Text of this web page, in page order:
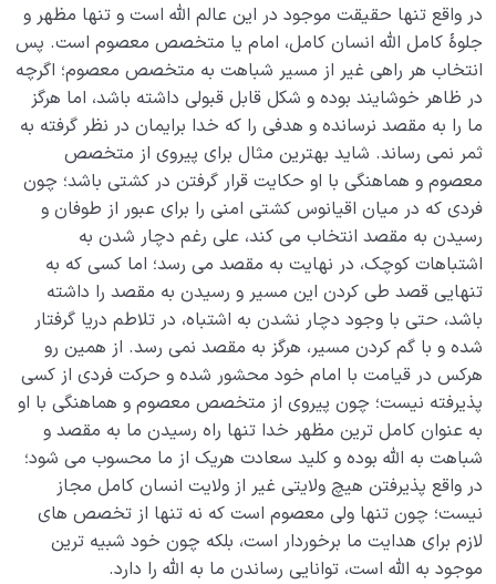
در واقع تنها حقیقت موجود در این عالم الله است و تنها مظهر و
جلوۀ کامل الله انسان کامل، امام یا متخصص معصوم است. پس
انتخاب هر راهی غیر از مسیر شباهت به متخصص معصوم؛ اگرچه
در ظاهر خوشایند بوده و شکل قابل قبولی داشته باشد، اما هرگز
ما را به مقصد نرسانده و هدفی را که خدا برایمان در نظر گرفته به
ثمر نمی رساند. شاید بهترین مثال برای پیروی از متخصص
معصوم و هماهنگی با او حکایت قرار گرفتن در کشتی باشد؛ چون
فردی که در میان اقیانوس کشتی امنی را برای عبور از طوفان و
رسیدن به مقصد انتخاب می کند، علی رغم دچار شدن به
اشتباهات کوچک، در نهایت به مقصد می رسد؛ اما کسی که به
تنهایی قصد طی کردن این مسیر و رسیدن به مقصد را داشته
باشد، حتی با وجود دچار نشدن به اشتباه، در تلاطم دریا گرفتار
شده و با گم کردن مسیر، هرگز به مقصد نمی رسد. از همین رو
هرکس در قیامت با امام خود محشور شده و حرکت فردی از کسی
پذیرفته نیست؛ چون پیروی از متخصص معصوم و هماهنگی با او
به عنوان کامل ترین مظهر خدا تنها راه رسیدن ما به مقصد و
شباهت به الله بوده و کلید سعادت هریک از ما محسوب می شود؛
در واقع پذیرفتن هیچ ولایتی غیر از ولایت انسان کامل مجاز
نیست؛ چون تنها ولی معصوم است که نه تنها از تخصص های
لازم برای هدایت ما برخوردار است، بلکه چون خود شبیه ترین
موجود به الله است، توانایی رساندن ما به الله را دارد.